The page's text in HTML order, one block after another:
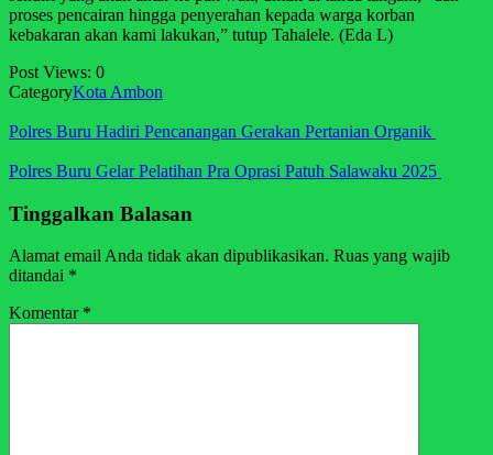
proses pencairan hingga penyerahan kepada warga korban
kebakaran akan kami lakukan,” tutup Tahalele. (Eda L)
Post Views: 0
CategoryKota Ambon
Polres Buru Hadiri Pencanangan Gerakan Pertanian Organik
Polres Buru Gelar Pelatihan Pra Oprasi Patuh Salawaku 2025
Tinggalkan Balasan
Alamat email Anda tidak akan dipublikasikan. Ruas yang wajib
ditandai *
Komentar *